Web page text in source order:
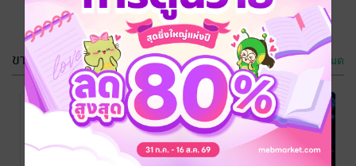
เหลืออีก 9 วัน
ขายดี ดูทั้งหมด
-51%